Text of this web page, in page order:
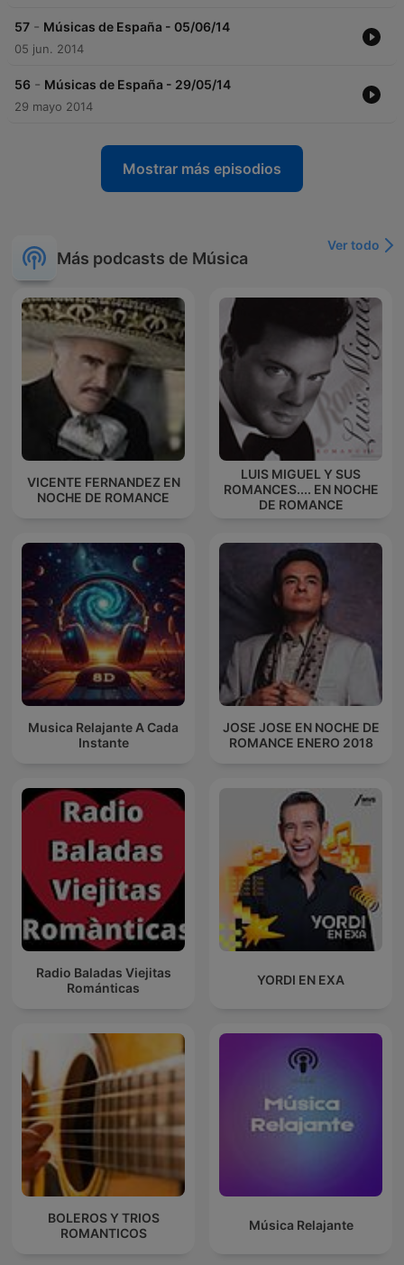
57 - Músicas de España - 05/06/14
05 jun. 2014
56 - Músicas de España - 29/05/14
29 mayo 2014
Mostrar más episodios
Más podcasts de Música
Ver todo
VICENTE FERNANDEZ EN
NOCHE DE ROMANCE
LUIS MIGUEL Y SUS
ROMANCES.... EN NOCHE
DE ROMANCE
Musica Relajante A Cada
Instante
JOSE JOSE EN NOCHE DE
ROMANCE ENERO 2018
Radio Baladas Viejitas
Románticas
YORDI EN EXA
BOLEROS Y TRIOS
ROMANTICOS
Música Relajante